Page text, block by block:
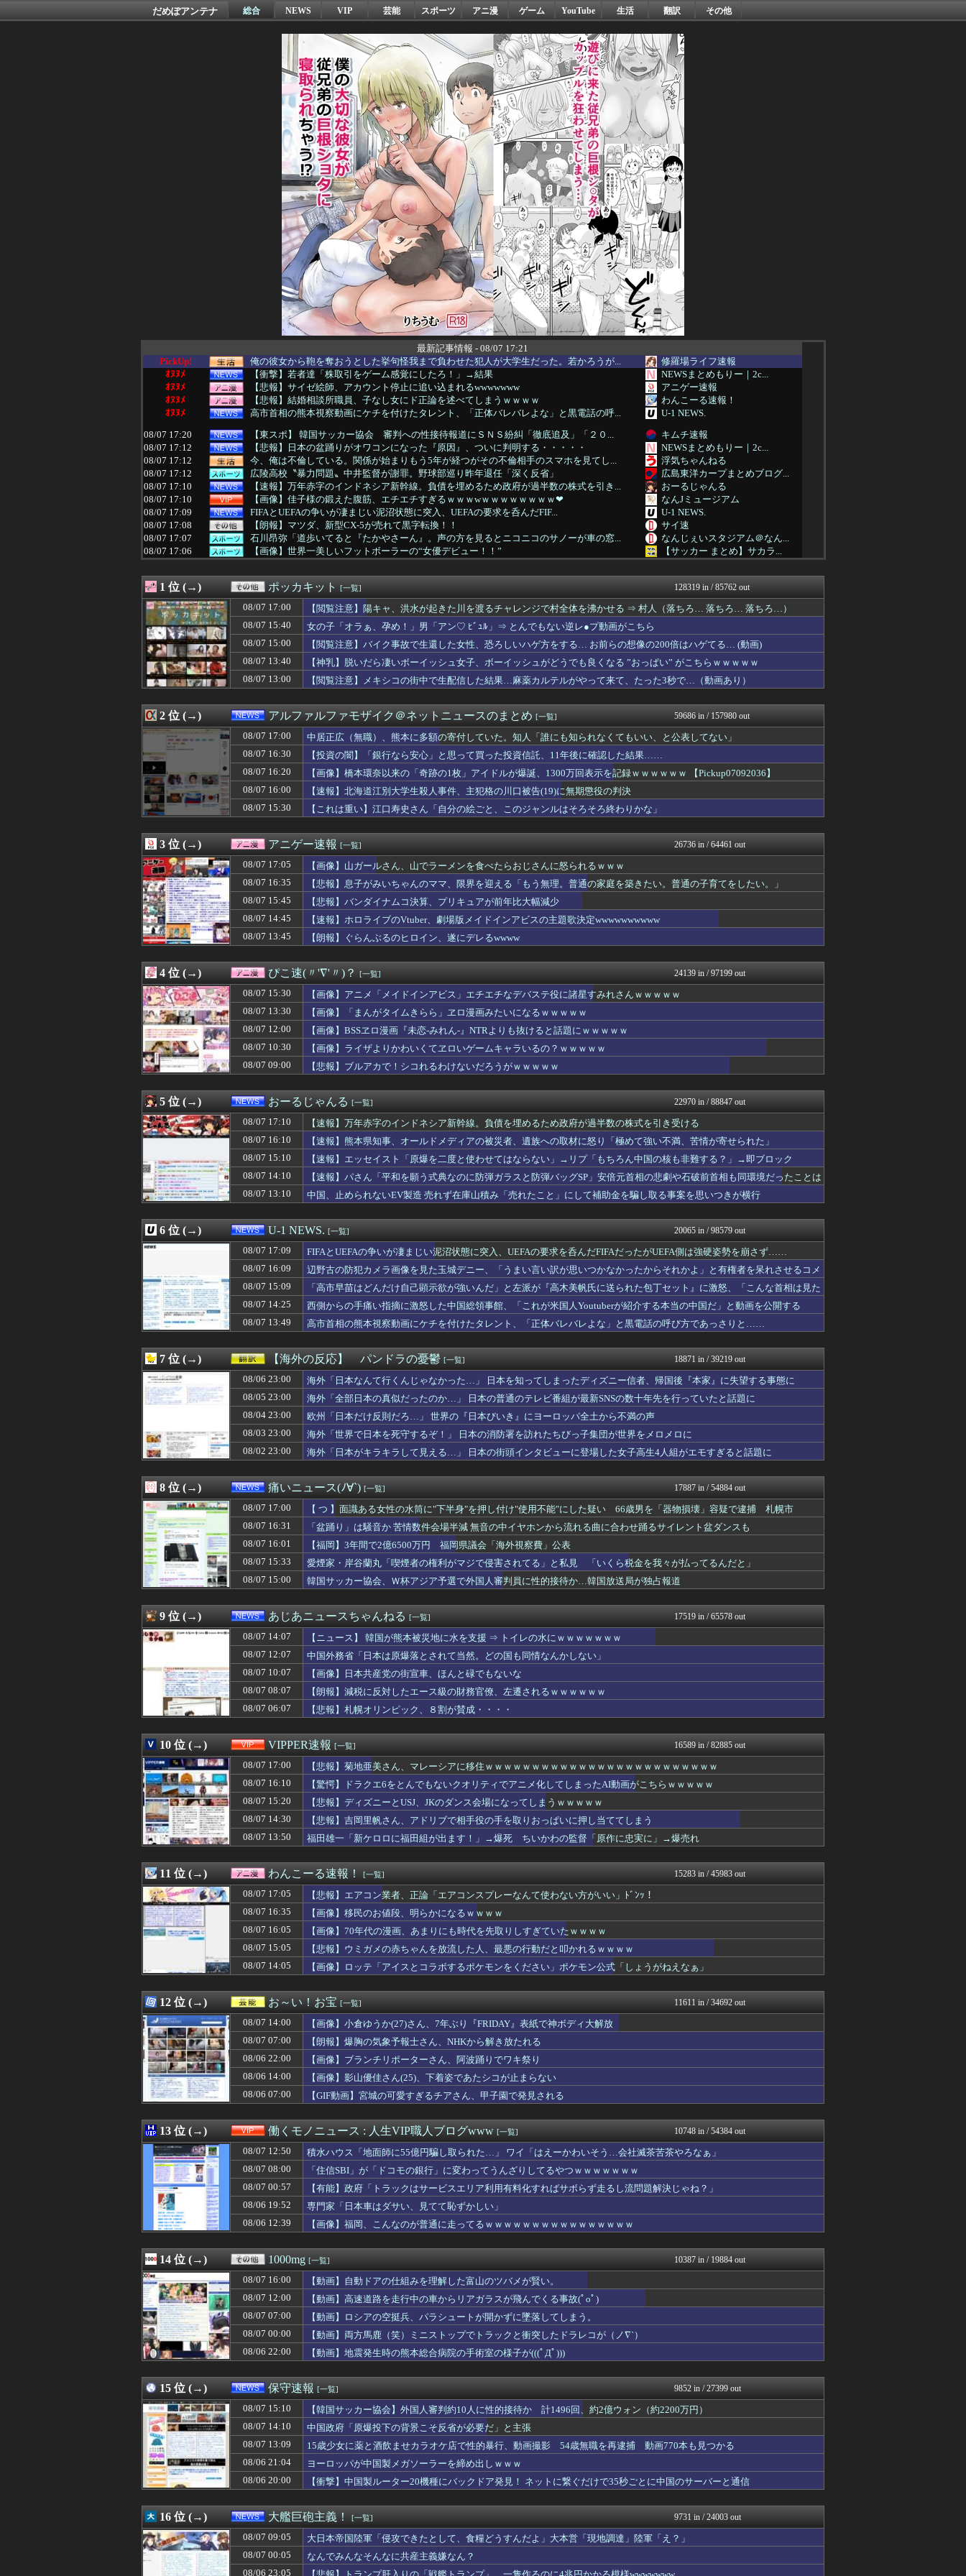
だめぽアンテナ 総合 NEWS VIP 芸能 スポーツ アニ漫 ゲーム YouTube 生活 翻訳 その他
最新記事情報 - 08/07 17:21
PickUp!
俺の彼女から鞄を奪おうとした挙句怪我まで負わせた犯人が大学生だった。若かろうが...
修羅場ライフ速報
ｵﾇﾇﾒ
【衝撃】若者達「株取引をゲーム感覚にしたろ！」→結果
NEWSまとめもりー｜2c...
ｵﾇﾇﾒ
【悲報】サイゼ絵師、アカウント停止に追い込まれるwwwwwww
アニゲー速報
ｵﾇﾇﾒ
【悲報】結婚相談所職員、子なし女にド正論を述べてしまうｗｗｗｗ
わんこーる速報！
ｵﾇﾇﾒ
高市首相の熊本視察動画にケチを付けたタレント、「正体バレバレよな」と黒電話の呼...
U-1 NEWS.
08/07 17:20
【東スポ】 韓国サッカー協会 審判への性接待報道にＳＮＳ紛糾「徹底追及」「２０...
キムチ速報
08/07 17:12
【悲報】日本の盆踊りがオワコンになった『原因』、ついに判明する・・・・・
NEWSまとめもりー｜2c...
08/07 17:12
今、俺は不倫している。関係が始まりもう5年が経つがその不倫相手のスマホを見てし...
浮気ちゃんねる
08/07 17:12
広陵高校〝暴力問題〟中井監督が謝罪。野球部巡り昨年退任「深く反省」
広島東洋カープまとめブログ...
08/07 17:10
【速報】万年赤字のインドネシア新幹線。負債を埋めるため政府が過半数の株式を引き...
おーるじゃんる
08/07 17:10
【画像】佳子様の鍛えた腹筋、エチエチすぎるｗｗｗwｗｗｗｗｗｗｗｗ❤
なんJミュージアム
08/07 17:09
FIFAとUEFAの争いが凄まじい泥沼状態に突入、UEFAの要求を呑んだFIF...
U-1 NEWS.
08/07 17:08
【朗報】マツダ、新型CX-5が売れて黒字転換！！
サイ速
08/07 17:07
石川昂弥「道歩いてると『たかやさーん』。声の方を見るとニコニコのサノーが車の窓...
なんじぇいスタジアム＠なん...
08/07 17:06
【画像】世界一美しいフットボーラーの“女優デビュー！！”
【サッカー まとめ】サカラ...
08/07 17:05
【画像】山ガールさん、山でラーメンを食べたらおじさんに怒られるｗｗｗ
アニゲー速報
08/07 17:05
【悲報】エアコン業者、正論「エアコンスプレーなんて使わない方がいい」ﾄﾞﾝｯ！
わんこーる速報！
08/07 17:05
【謎】広末涼子さんが地上波にスピード復帰できる理由、誰にも分からない⇒！
不思議.net - 5ch...
08/07 17:05
【画像】声優の佐倉綾音(32)さん、アタシコに全力で振り切ってしまうｗｗｗｗｗ...
女子アナお宝画像速報－5c...
08/07 17:00
甥(小学生)と義兄は 「カブトムシとりに行くから明日早起きだな！」 と二人でウ...
08/07 17:00
【遊戯王マスターデュエル】「フュージョンカップ」スタート！
スターライト速報 -遊戯王...
08/07 17:00
【艦これ】実際提督ってそんな人気な職業じゃないと思うんよね
艦これ速報 艦隊これくしょ...
08/07 17:00
【朗報】中日、阪神3タテでセ3位まで返り咲く可能性が浮上wwwwww
阪神タイガースちゃんねる
08/07 17:00
【 つ 】面識ある女性の水筒に"下半身"を押し付け"使用不能"にした疑い 66...
痛いニュース(ﾉ∀`)
08/07 17:00
【艦これ】VautourちゃんはE5に入れると強いと聞いたけど どれくらいつよ...
あ艦これ ～艦隊これくしょ...
08/07 17:00
中居正広（無職）、熊本に多額の寄付していた。知人「誰にも知られなくてもいい、と...
アルファルファモザイク＠ネ...
08/07 17:00
【ラブライブ！】鬼塚夏美、お誕生日【Liella!】
コンテンツ・声優 | ラブ...
08/07 17:00
韓国警察、大韓サッカー協会を家宅捜索 代表監督選考巡り
footballnet【サ...
08/07 17:00
【京都】女性の脳腫瘍摘出手術で誤って“腫瘍の無い部位”を摘出 脳幹など損傷受け...
みそパンNEWS
08/07 17:00
Vチューバー業界、2020年初頭の一番手V人気爆発から何も変わらない……
ゲーム実況者速報＠YouT...
08/07 17:00
海外「アメリカが戦争している理由はこれだな。アメリカが世界最大のエネルギー輸出...
ガラパゴスジャパン - 海...
08/07 17:00
【悲報】菊地亜美さん、マレーシアに移住ｗｗｗｗｗｗｗｗｗｗｗｗｗｗｗｗｗｗｗｗ...
VIPPER速報
08/07 17:00
【朗報】65kgの女の子、38kgまでダイエットしてまるで別人になる
08/07 17:00
畑下由佳アナ ニットの胸元がくっきり！！
アナきゃぷ速報
08/07 17:00
【韓国の反応】また日本が竹島の領有権を主張してきたぞ → 「この話題は永遠に終...
Red4 海外の反応まとめ
08/07 17:00
【朗報】韓国人「日本の文化祭、教室にレールが敷いてある」
08/07 17:00
【閲覧注意】陽キャ、洪水が起きた川を渡るチャレンジで村全体を沸かせる ⇒ 村人...
ポッカキット
08/07 17:00
仕事中でも付けられる香水
ファ板速報
08/07 17:00
フロム「ダークソウルを完結させるでー！」←おおええやん
08/07 16:59
【悲報】大谷翔平「マジで笑わなくね？」井端監督、競馬の話題では饒舌だった模様
ネギ速
08/07 16:58
【悲報】乃木坂野球部、ぶっちゃけもう鬱陶しい件
乃木坂46まとめ 乃木りん...
08/07 16:57
息子の友達とそのママに遊びに来たいと言われ予定を合わせ用意して待ってた。しかし...
08/07 16:57
【バカはどっち】彼氏に似た芸能人がTVに映った。「似てるけど芸能人の方が格好い...
はーとらいふ -出会い・子...
08/07 16:57
オペレーター「中国人があなたのロ座を利用しています」私「そんなはずない！」→A...
素敵な鬼女様
08/07 16:55
【悲報】阪神・元山さん、一回落球しただけで週刊誌に“お粗末プレー”とディスられ...
なんじぇいスタジアム＠なん...
08/07 16:55
中国の「レアアース武器化」が裏目に、世界で重レアアース供給網の構築が加速－米メ...
国難にあってもの申す！！
08/07 16:54
【悲報】ニューバランスはダサい！onは時代遅れ！サロモンを買え！って言われたか...
08/07 16:53
【驚愕】最近の美女が凄すぎるｗｗｗｗ「結婚すべき女の特徴」がこちら…
08/07 16:50
DeNA、ポケポケ反動減で減収減益も…GO新規上場のおかげで当期純利益334億...
08/07 16:50
子供にかぁかって呼ばせてるの虫唾が走る。結構そういう人多くて気色悪い
かぞくちゃんねる
08/07 16:49
【悲報】渡邊渚さん「私がPTSDと診断された当時、世間はまだPTSDという言葉...
08/07 16:47
髪の毛をまとめた方が似合う人
はーとらいふ -出会い・子...
08/07 16:47
会社の飲み会に参加しようとしたら「どうしても参加しないと駄目なのか」と旦那に渋...
はーとらいふ -出会い・子...
08/07 16:47
注意しても何度も何度も私の1歳の娘をつねってくる姪
奥様は鬼女-DQN返しまと...
08/07 16:47
【悲報】麻酔銃の理想と現実がコチラ・・・・・・
スマブラ屋さん | スマブ...
【画像】新人声優の水着姿がドエッチ
アナ速‐女子アナ画像速報
08/07 16:45
兵庫斎藤知事、県の海外事務所を全廃へ「公務員が海外で遊ぶためにあるだけ」 [...
VIPワイドガイド
08/07 16:45
【FGO】ジャンヌ系にラクシュミーは含まれますか？Wジル・ド・レェ強化みんなの...
FGOまとめ速報
08/07 16:45
兵庫斎藤知事、県の海外事務所を全廃へ「公務員が海外で遊ぶためにあるだけ」 [...
(*ﾟ∀ﾟ)ゞカガクニュー...
08/07 16:45
西武・中村剛也が今季初昇格！首位ソフトバンク戦でスタメン起用へ
やみ速@なんJ西武まとめ
08/07 16:44
【悲報】太平洋戦争史振り返ると思ったけど日本より欧米が諸悪の根源やん
08/07 16:42
12月導入！LゼーガペインETRの筐体画像が公開！！セブンインパクトは搭載され...
スロ板-RUSH
08/07 16:41
ジャンポケ斎藤「性行為の許諾は取ったことありません」
mashlife通信
プログラミングやりたい。人生を変えるために
かせまと！
08/07 16:40
福岡のお土産 ｢めんべい｣と乃木坂配信中のコラボ動画が公開決定！！！【乃木坂4...
坂道情報通～乃木坂46まと...
08/07 16:40
プロ野球大物OB「オールスターゲームを見た。怒りを通り越して、あきれ果てた」
なんじぇいスタジアム＠なん...
08/07 16:40
介護・建設・運送業社員「つらいからもう辞めます…」←人が辞めすぎて倒産する会社...
キニ速
08/07 16:40
【人付き合い】「明日ひま？」 知り合いから唐突なメッセージがきたらどうする？
結婚・恋愛ニュースぷらす
08/07 16:40
甲子園出場校 猛暑と資金難に苦しむ・・・
スコールちゃんねる｜２ちゃ...
08/07 16:39
「財産はみ～んな長男に譲る。長男、母の事は任せた」と遺言のこし父他界→母は足が...
はーとらいふ -出会い・子...
08/07 16:39
叩かない躾を「甘い」「ぬるい」と口出ししてくる友人夫婦。人の家庭の方針は放って...
08/07 16:39
昭和の恋愛エピソード
はーとらいふ -出会い・子...
08/07 16:39
働きすぎだろって思う芸能人
奥様は鬼女-DQN返しまと...
08/07 16:39
【困惑】長谷川豊氏、元ジャンポケ斉藤の事件に「有罪で良い」「実刑まで出すのが妥...
ネギ速
職場全員が長崎の出島を知らない。逆に私が変な人扱いされた、一般常識だと思ってた...
08/07 16:36
年末年始に義実家に帰省してきた義兄夫婦は子供を放置して昼前まで寝てた。朝食を用...
修羅場ライフ速報
08/07 16:35
【悲報】息子がみいちゃんのママ、限界を迎える「もう無理。普通の家庭を築きたい。...
アニゲー速報
08/07 16:35
【画像】移民のお値段、明らかになるｗｗｗｗ
わんこーる速報！
08/07 16:35
パートの面接で号泣しながら「ここもダメだったらもう食べていけないんです」って熱...
子育てちゃんねる
08/07 16:34
【卓球】水谷隼氏、投資8年「一度もプラスになったことはない」の逆億り人生活 ...
08/07 16:33
【悲報】スーパーの裏でヤニ吸う2人とかいうヤバすぎるアニメ
ネギ速
08/07 16:33
【画像】新田恵海さん(41)、寝る前にナニかしてくれそう
いたしん！
08/07 16:33
ファミレスで見知らぬ母親にタブレットを触らせてほしいと言われた。断ったら強奪さ...
修羅の華-家庭・生活まとめ
08/07 16:31
【炎上】リュウジ「ダルい料理トップ10に入る」夏の冷やし中華 「あり得ないほど...
08/07 16:31
同棲してる彼氏に「生理用品をトイレに置くのやめてほしい」と言われた
気団談
08/07 16:31
「盆踊り」は騒音か 苦情数件会場半減 無音の中イヤホンから流れる曲に合わせ踊る...
痛いニュース(ﾉ∀`)
08/07 16:31
【FF14】本日のメンテにてSwitch2版でコンテンツ内で画面暗転からのロー...
馬鳥速報
08/07 16:30
『ストリートファイター6』8/7本日から「鬼武者」シリーズとのコラボイベント「...
PlaySphere | ...
08/07 16:30
「THE NORTH FACE」の人気が低下・・・
【2ch】ニュー速クオリテ...
08/07 16:30
【江別事件】大学生リンチ殺人主犯の男(当時18歳)に「無期懲役」の判決
【投資の闇】「銀行なら安心」と思って買った投資信託、11年後に確認した結果……
『トモコレわくわく生活』は販売本数794万本、『ぽこ あ ポケモン』は946万...
Y速報
08/07 16:30
DAZN サッカーW杯で加入者数5倍に 視聴者数は6700万人 総視聴数も4億...
08/07 16:29
パリーグにはソフトバンクに対抗しうる親会社を持つチームが必要やと思う
08/07 16:29
近所奥に持ち去られた小さなバッグ。その中身が偽物だと分かった時、どんな顔をする...
修羅場ハザード -復讐・D...
08/07 16:29
野原ひろしのケーキ（880円）
漫画まとめ速報
08/07 16:28
【悲報】れいわ新選組改名へ
ネギ速
08/07 16:26
映画｢ちいかわ 人魚の島のひみつ｣公開14日間で興行収入50億円突破 最終興収...
理想ちゃんねる
08/07 16:26
ロッテドラ1石垣元気のピッチング
まとめロッテ！
08/07 16:25
【驚愕】ソープワイ「あーイクッ」嬢「あん///あん///」ワイ「…イクよッ！...
バズッター速報
08/07 16:25
ぴろし社長ブチギレ「ジョジョASBカカロット鬼滅ナルティメット作ったのにジャン...
ゲーム魔人
08/07 16:23
【悲報】FIFA会長、UEFAが許してくれなくて詰む
08/07 16:22
中国企業Zbtlink製ルーター20機種にバックドア、外部から完全制御のおそれ...
08/07 16:22
【謎】カードゲーマーってなんであんな臭いの？
異世界転生まとめ速報
08/07 16:21
西武中村剛也、広島森下暢仁ら登録 楽天浅村栄斗、ヤクルト塩見泰隆ら抹消／７日公...
なんじぇいスタジアム＠なん...
08/07 16:20
カメムシは同種のカメムシが発した臭いでショック死する事がある
まぐろとにぼし
08/07 16:20
【画像】橋本環奈以来の「奇跡の1枚」アイドルが爆誕、1300万回表示を記録ｗｗ...
アルファルファモザイク＠ネ...
08/07 16:20
【悲報】面識ないJCに不同意性交したバイト男（56）が怖すぎる 千葉県（※画像...
08/07 16:19
「果糖」が「がん転移」を促すと判明
08/07 16:18
さりげなく誤字を入れて雑談するトピ
はーとらいふ -出会い・子...
08/07 16:18
理想的な年の取り方をしている人
ホークス支配下選手登録された小林樹斗が１軍初昇格
【衝撃】上司からタコ殴りにされて被害届出したんやけど示談金どれくらいいけそう？...
NEWSぽけまとめーる
08/07 16:17
【日本ハム】吉田賢吾、カストロが登録/細野晴希、清水優心を抹消 7日公示
ファイターズ王国＠日ハムま...
08/07 16:15
【試合結果】日本ハム2軍vs楽天5-04｜東地区13回戦｜個人成績｜8/7
ファイターズ王国＠日ハムま...
08/07 16:15
【速報】9月10月のキリンチャレンジカップの対戦相手がこちら！W杯出場国と対戦...
サカサカ10【サッカーまと...
08/07 16:15
妹の通信簿見た結果wwwwww
08/07 16:14
【海外の反応】悪送球でPCAが生還し、カブスがブルージェイズにサヨナラ勝ち【M...
08/07 16:13
【悲報】 韓国サッカー協会 審判への性接待報道にＳＮＳ紛糾「徹底追及」「２００...
【サッカー まとめ】サカラ...
08/07 16:12
約3万円が入ってた財布を拾い交番に届けた私。警察から連絡が入りその金が私のもの...
浮気ちゃんねる
08/07 16:12
【衝撃】若者達「株取引をゲーム感覚にしたろ！」→結果
08/07 16:12
【動画】熊本地震が起きたその瞬間、八代市の「熊本総合病院」の手術室の様子…
08/07 16:11
外国人「中華料理と日本食だったらどっちのほうが上なの？」
海外の万国反応記＠海外の反...
08/07 16:10
【驚愕】ドラクエ6をとんでもないクオリティでアニメ化してしまったAI動画がこち...
VIPPER速報
08/07 16:10
【画像】NHK 久保田祐佳アナ、ブラタモリでまさかの胸チラ
まとめ芸能＠美女画像まとめ...
08/07 16:10
【速報】熊本県知事、オールドメディアの被災者、遺族への取材に怒り「極めて強い不...
おーるじゃんる
08/07 16:09
【悲報】外国人グループ、田園都市線の橋脚にスプレーで落書きする動画がネットで話...
08/07 16:09
【朗報】プレミアリーグに最多9人の日本人が集結！スタメン出場の選手は意外と少な...
サカサカ10【サッカーまと...
08/07 16:09
【画像】おっぱいの大きさってこれくらいがちょうどいいよね
なんJミュージアム
08/07 16:09
【画像】こういうキュートなお尻をしてるヒロインwwwwwwwwww
08/07 16:09
辺野古の防犯カメラ画像を見た玉城デニー、「うまい言い訳が思いつかなかったからそ...
08/07 16:09
【Vtuber】ホロライブのネリッサ・レイヴンクロフト姉さん、登録者数100万...
トレンドの通り道
08/07 16:09
水中で三時間生存可能、潜水スーツを着用させた水中用ゴキブリを開発
コノユビニュース｜みんなの...
08/07 16:09
【事実陳列罪】X民「このアカウントで一番気持ち悪いポストを教えて」 grok「...
モナニュース
08/07 16:08
【ウマ娘】メガネキャラのメガネを外す事についてどう思う？
ウマ娘まとめ超速報！
08/07 16:06
【動画】こういう貧乳の陰女と付き合えますかｗｗｗｗｗｗｗ
08/07 16:06
『スパロボ』やってるんやがバイカンフーかっこよすぎやろ
08/07 16:06
回転寿司をご馳走した父が目の前の皿を次々と手づかみで食べ始めた。私が皿に手を伸...
修羅場ライフ速報
08/07 16:05
【悲報】クロちゃん、とち狂ったツイートをするｗｗｗｗｗｗｗ
不思議.net - 5ch...
08/07 16:05
【エロ漫画】「とろぷっち」とかいうエロ漫画家ｗｗｗ
08/07 16:05
【画像】70年代の漫画、あまりにも時代を先取りしすぎていたｗｗｗｗ
08/07 16:05
長瀬智也がスネハラを謝罪「47歳にもなって短パンを履き…」論争に言及
V系まとめ速報
08/07 16:05
韓国人「その衝撃的な見た目から日本で話題になった弁当がこちら…」→「どんな刺激... 海外トークログ
1 位 (→) ポッカキット [一覧] 128319 in / 85762 out
08/07 17:00
【閲覧注意】陽キャ、洪水が起きた川を渡るチャレンジで村全体を沸かせる ⇒ 村人（落ちろ… 落ちろ… 落ちろ…）
08/07 15:40
女の子「オラぁ、孕め！」男「アン♡ ﾋﾞｭﾙ」⇒ とんでもない逆レ●プ動画がこちら
08/07 15:00
【閲覧注意】バイク事故で生還した女性、恐ろしいハゲ方をする… お前らの想像の200倍はハゲてる… (動画)
08/07 13:40
【神乳】脱いだら凄いボーイッシュ女子、ボーイッシュがどうでも良くなる ”おっぱい” がこちらｗｗｗｗｗ
08/07 13:00
【閲覧注意】メキシコの街中で生配信した結果…麻薬カルテルがやって来て、たった3秒で…（動画あり）
2 位 (→) アルファルファモザイク＠ネットニュースのまとめ [一覧] 59686 in / 157980 out
08/07 17:00
中居正広（無職）、熊本に多額の寄付していた。知人「誰にも知られなくてもいい、と公表してない」
08/07 16:30
【投資の闇】「銀行なら安心」と思って買った投資信託、11年後に確認した結果……
08/07 16:20
【画像】橋本環奈以来の「奇跡の1枚」アイドルが爆誕、1300万回表示を記録ｗｗｗｗｗｗ 【Pickup07092036】
08/07 16:00
【速報】北海道江別大学生殺人事件、主犯格の川口被告(19)に無期懲役の判決
08/07 15:30
【これは重い】江口寿史さん「自分の絵ごと、このジャンルはそろそろ終わりかな」
3 位 (→) アニゲー速報 [一覧] 26736 in / 64461 out
08/07 17:05
【画像】山ガールさん、山でラーメンを食べたらおじさんに怒られるｗｗｗ
08/07 16:35
【悲報】息子がみいちゃんのママ、限界を迎える「もう無理。普通の家庭を築きたい。普通の子育てをしたい。」
08/07 15:45
【悲報】バンダイナムコ決算、プリキュアが前年比大幅減少
08/07 14:45
【速報】ホロライブのVtuber、劇場版メイドインアビスの主題歌決定wwwwwwwwww
08/07 13:45
【朗報】ぐらんぶるのヒロイン、遂にデレるwwww
4 位 (→) ぴこ速(〃'∇'〃)？ [一覧] 24139 in / 97199 out
08/07 15:30
【画像】アニメ「メイドインアビス」エチエチなデバステ役に諸星すみれさんｗｗｗｗｗ
08/07 13:30
【画像】「まんがタイムきらら」ヱロ漫画みたいになるｗｗｗｗｗ
08/07 12:00
【画像】BSSヱロ漫画『未恋-みれん-』NTRよりも抜けると話題にｗｗｗｗｗ
08/07 10:30
【画像】ライザよりかわいくてヱロいゲームキャラいるの？ｗｗｗｗｗ
08/07 09:00
【悲報】ブルアカで！シコれるわけないだろうがｗｗｗｗｗ
5 位 (→) おーるじゃんる [一覧] 22970 in / 88847 out
08/07 17:10
【速報】万年赤字のインドネシア新幹線。負債を埋めるため政府が過半数の株式を引き受ける
08/07 16:10
【速報】熊本県知事、オールドメディアの被災者、遺族への取材に怒り「極めて強い不満、苦情が寄せられた」
08/07 15:10
【速報】エッセイスト「原爆を二度と使わせてはならない」→リプ「もちろん中国の核も非難する？」→即ブロック
08/07 14:10
【速報】パさん「平和を願う式典なのに防弾ガラスと防弾バッグSP」安倍元首相の悲劇や石破前首相も同環境だったことは
忘れる
08/07 13:10 中国、止められないEV製造 売れず在庫山積み「売れたこと」にして補助金を騙し取る事案を思いつきが横行
6 位 (→) U-1 NEWS. [一覧] 20065 in / 98579 out
08/07 17:09
FIFAとUEFAの争いが凄まじい泥沼状態に突入、UEFAの要求を呑んだFIFAだったがUEFA側は強硬姿勢を崩さず……
08/07 16:09
辺野古の防犯カメラ画像を見た玉城デニー、「うまい言い訳が思いつかなかったからそれかよ」と有権者を呆れさせるコメ
ントを……
08/07 15:09
「高市早苗はどんだけ自己顕示欲が強いんだ」と左派が『高木美帆氏に送られた包丁セット』に激怒、「こんな首相は見た
ことがない」と言い張るも……
08/07 14:25
西側からの手痛い指摘に激怒した中国総領事館、「これが米国人Youtuberが紹介する本当の中国だ」と動画を公開する
も……
08/07 13:49 高市首相の熊本視察動画にケチを付けたタレント、「正体バレバレよな」と黒電話の呼び方であっさりと……
7 位 (→) 【海外の反応】 パンドラの憂鬱 [一覧] 18871 in / 39219 out
08/06 23:00
海外「日本なんて行くんじゃなかった…」 日本を知ってしまったディズニー信者、帰国後『本家』に失望する事態に
08/05 23:00
海外「全部日本の真似だったのか…」 日本の普通のテレビ番組が最新SNSの数十年先を行っていたと話題に
08/04 23:00
欧州「日本だけ反則だろ…」 世界の『日本びいき』にヨーロッパ全土から不満の声
08/03 23:00
海外「世界で日本を死守するぞ！」 日本の消防署を訪れたちびっ子集団が世界をメロメロに
08/02 23:00
海外「日本がキラキラして見える…」 日本の街頭インタビューに登場した女子高生4人組がエモすぎると話題に
8 位 (→) 痛いニュース(ﾉ∀`) [一覧] 17887 in / 54884 out
08/07 17:00
【 つ 】面識ある女性の水筒に"下半身"を押し付け"使用不能"にした疑い 66歳男を「器物損壊」容疑で逮捕 札幌市
08/07 16:31
「盆踊り」は騒音か 苦情数件会場半減 無音の中イヤホンから流れる曲に合わせ踊るサイレント盆ダンスも
08/07 16:01
【福岡】3年間で2億6500万円 福岡県議会「海外視察費」公表
08/07 15:33
愛煙家・岸谷蘭丸「喫煙者の権利がマジで侵害されてる」と私見 「いくら税金を我々が払ってるんだと」
08/07 15:00
韓国サッカー協会、Ｗ杯アジア予選で外国人審判員に性的接待か…韓国放送局が独占報道
9 位 (→) あじあニュースちゃんねる [一覧] 17519 in / 65578 out
08/07 14:07
【ニュース】 韓国が熊本被災地に水を支援 ⇒ トイレの水にｗｗｗｗｗｗｗ
08/07 12:07
中国外務省「日本は原爆落とされて当然。どの国も同情なんかしない」
08/07 10:07
【画像】日本共産党の街宣車、ほんと碌でもないな
08/07 08:07
【朗報】減税に反対したエース級の財務官僚、左遷されるｗｗｗｗｗｗ
08/07 06:07
【悲報】札幌オリンピック、８割が賛成・・・・
10 位 (→) VIPPER速報 [一覧] 16589 in / 82885 out
08/07 17:00
【悲報】菊地亜美さん、マレーシアに移住ｗｗｗｗｗｗｗｗｗｗｗｗｗｗｗｗｗｗｗｗｗｗｗｗｗ
08/07 16:10
【驚愕】ドラクエ6をとんでもないクオリティでアニメ化してしまったAI動画がこちらｗｗｗｗｗ
08/07 15:20
【悲報】ディズニーとUSJ、JKのダンス会場になってしまうｗｗｗｗｗ
08/07 14:30
【悲報】吉岡里帆さん、アドリブで相手役の手を取りおっぱいに押し当ててしまう
08/07 13:50
福田雄一「新ケロロに福田組が出ます！」→爆死 ちいかわの監督「原作に忠実に」→爆売れ
11 位 (→) わんこーる速報！ [一覧] 15283 in / 45983 out
08/07 17:05
【悲報】エアコン業者、正論「エアコンスプレーなんて使わない方がいい」ﾄﾞﾝｯ！
08/07 16:35
【画像】移民のお値段、明らかになるｗｗｗｗ
08/07 16:05
【画像】70年代の漫画、あまりにも時代を先取りしすぎていたｗｗｗｗ
08/07 15:05
【悲報】ウミガメの赤ちゃんを放流した人、最悪の行動だと叩かれるｗｗｗｗ
08/07 14:05
【画像】ロッテ「アイスとコラボするポケモンをください」ポケモン公式「しょうがねえなぁ」
12 位 (→) お～い！お宝 [一覧] 11611 in / 34692 out
08/07 14:00
【画像】小倉ゆうか(27)さん、7年ぶり『FRIDAY』表紙で神ボディ大解放
08/07 07:00
【朗報】爆胸の気象予報士さん、NHKから解き放たれる
08/06 22:00
【画像】ブランチリポーターさん、阿波踊りでワキ祭り
08/06 14:00
【画像】影山優佳さん(25)、下着姿であたシコが止まらない
08/06 07:00
【GIF動画】宮城の可愛すぎるチアさん、甲子園で発見される
13 位 (→) 働くモノニュース : 人生VIP職人ブログwww [一覧] 10748 in / 54384 out
08/07 12:50
積水ハウス「地面師に55億円騙し取られた…」 ワイ「はえーかわいそう…会社滅茶苦茶やろなぁ」
08/07 08:00
「住信SBI」が「ドコモの銀行」に変わってうんざりしてるやつｗｗｗｗｗｗｗ
08/07 00:57
【有能】政府「トラックはサービスエリア利用有料化すればサボらず走るし流問題解決じゃね？」
08/06 19:52
専門家「日本車はダサい、見てて恥ずかしい」
08/06 12:39
【画像】福岡、こんなのが普通に走ってるｗｗｗｗｗｗｗｗｗｗｗｗｗｗｗｗ
14 位 (→) 1000mg [一覧] 10387 in / 19884 out
08/07 16:00
【動画】自動ドアの仕組みを理解した富山のツバメが賢い。
08/07 12:00
【動画】高速道路を走行中の車からリアガラスが飛んでくる事故(ﾟoﾟ)
08/07 07:00
【動画】ロシアの空挺兵、パラシュートが開かずに墜落してしまう。
08/07 00:00
【動画】両方馬鹿（笑）ミニストップでトラックと衝突したドラレコが（ノ∇`）
08/06 22:00
【動画】地震発生時の熊本総合病院の手術室の様子が(((ﾟДﾟ)))
15 位 (→) 保守速報 [一覧] 9852 in / 27399 out
08/07 15:10
【韓国サッカー協会】外国人審判約10人に性的接待か 計1496回、約2億ウォン（約2200万円）
08/07 14:10
中国政府「原爆投下の背景こそ反省が必要だ」と主張
08/07 13:09
15歳少女に薬と酒飲ませカラオケ店で性的暴行、動画撮影 54歳無職を再逮捕 動画770本も見つかる
08/06 21:04
ヨーロッパが中国製メガソーラーを締め出しｗｗｗ
08/06 20:00
【衝撃】中国製ルーター20機種にバックドア発見！ ネットに繋ぐだけで35秒ごとに中国のサーバーと通信
16 位 (→) 大艦巨砲主義！ [一覧] 9731 in / 24003 out
08/07 09:05
大日本帝国陸軍「侵攻できたとして、食糧どうすんだよ」大本営「現地調達」陸軍「え？」
08/07 00:05
なんでみんなそんなに共産主義嫌なん？
08/06 23:05